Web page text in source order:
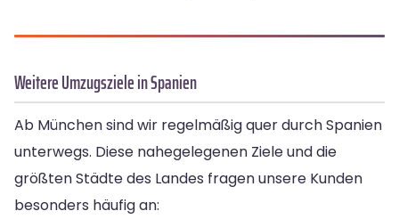
Weitere Umzugsziele in Spanien
Ab München sind wir regelmäßig quer durch Spanien
unterwegs. Diese nahegelegenen Ziele und die
größten Städte des Landes fragen unsere Kunden
besonders häufig an: